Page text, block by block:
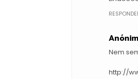
Nem
http://